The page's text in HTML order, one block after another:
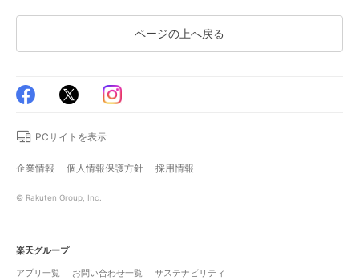
ページの上へ戻る
PCサイトを表示
企業情報 個人情報保護方針 採用情報
© Rakuten Group, Inc.
楽天グループ
アプリ一覧
お問い合わせ一覧 サステナビリティ